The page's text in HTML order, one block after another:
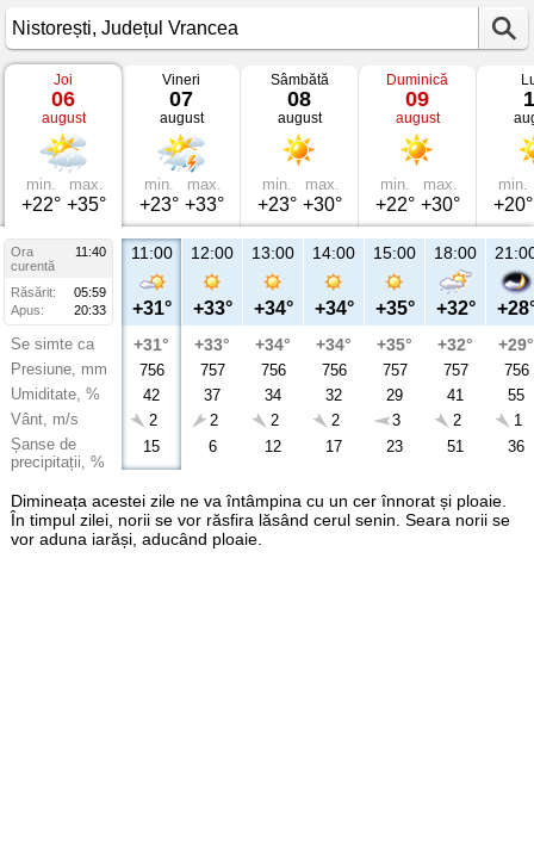
Vremea
Nistorești
Județul
Vrancea
Joi
06
august
min.
+22°
max.
+35°
Vineri
07
august
min.
+23°
max.
+33°
Sâmbătă
08
august
min.
+23°
max.
+30°
Duminică
09
august
min.
+22°
max.
+30°
min.
+20°
Ora
11:40
curentă
Răsărit:
05:59
Apus:
20:33
Se simte ca
Presiune, mm
Umiditate, %
Vânt, m/s
Șanse de
precipitații, %
11:00
+31°
+31°
756
42
2
15
12:00
+33°
+33°
757
37
2
6
13:00
+34°
+34°
756
34
2
12
14:00
+34°
+34°
756
32
2
17
15:00
+35°
+35°
757
29
3
23
18:00
+32°
+32°
757
41
2
51
+29°
756
55
1
36
Dimineața acestei zile ne va întâmpina cu un cer înnorat și ploaie.
În timpul zilei, norii se vor răsfira lăsând cerul senin. Seara norii se
vor aduna iarăși, aducând ploaie.